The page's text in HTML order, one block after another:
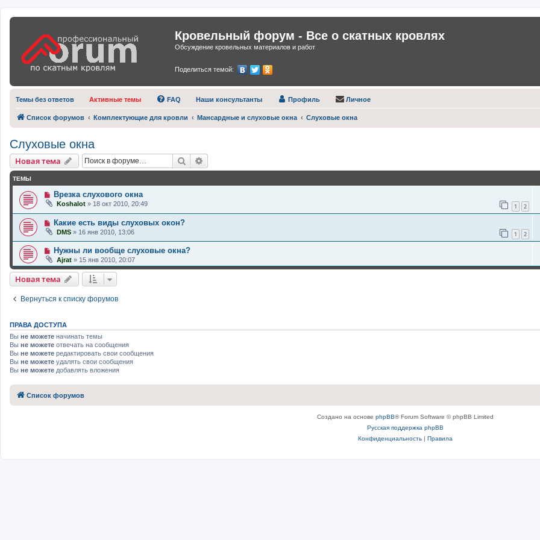
Кровельный форум - Все о скатных кровлях
Обсуждение кровельных материалов и работ
Поделиться темой:
Темы без ответов Активные темы FAQ Наши консультанты Профиль Личное
Список форумов Комплектующие для кровли Мансардные и слуховые окна Слуховые окна
Слуховые окна
Новая тема Поиск
ТЕМЫ
Врезка слухового окна
Koshalot » 18 окт 2010, 20:49 1 2
Какие есть виды слуховых окон?
DMS » 16 янв 2010, 13:06 1 2
Нужны ли вообще слуховые окна?
Ajrat » 15 янв 2010, 20:07
Новая тема
Вернуться к списку форумов
ПРАВА ДОСТУПА
Вы не можете начинать темы
Вы не можете отвечать на сообщения
Вы не можете редактировать свои сообщения
Вы не можете удалять свои сообщения
Вы не можете добавлять вложения
Список форумов
Создано на основе phpBB® Forum Software © phpBB Limited
Русская поддержка phpBB
Конфиденциальность| Правила